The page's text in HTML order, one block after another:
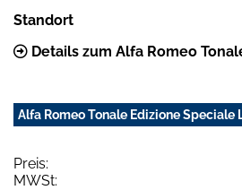
Standort
Details zum Alfa Romeo
Alfa Romeo Tonale Edizione Speciale
Preis:
MWSt: